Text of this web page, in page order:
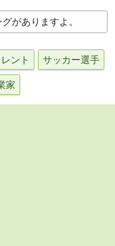
がありますよ。
ント サッカー選手
家